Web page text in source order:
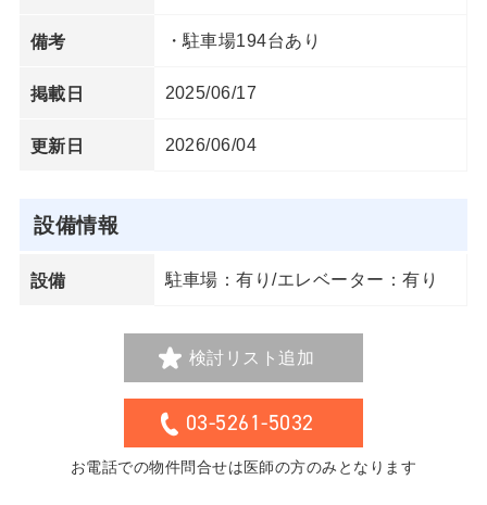
備考 ・駐車場194台あり
掲載日 2025/06/17
更新日 2026/06/04
設備情報
設備 駐車場：有り/エレベーター：有り
検討リスト追加
03-5261-5032
お電話での物件問合せは医師の方のみとなります